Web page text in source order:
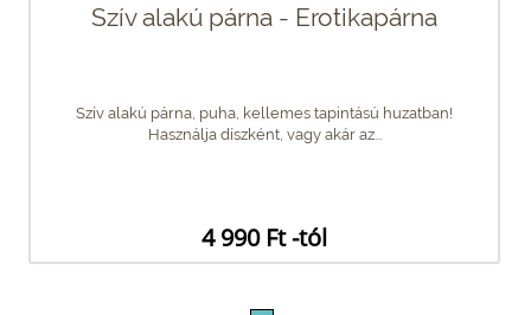
Szív alakú párna - Erotikapárna
Szív alakú párna, puha, kellemes tapintású huzatban!
Használja díszként, vagy akár az...
4 990 Ft -tól